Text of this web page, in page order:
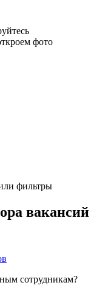
фото
фильтры
вакансий
сотрудникам?